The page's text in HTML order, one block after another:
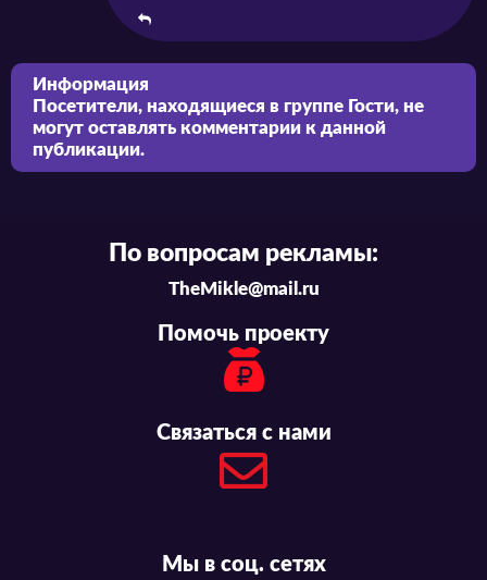
Информация
Посетители, находящиеся в группе Гости, не
могут оставлять комментарии к данной
публикации.
По вопросам рекламы:
TheMikle@mail.ru
Помочь проекту
Связаться с нами
Мы в соц. сетях